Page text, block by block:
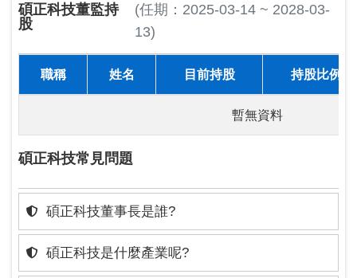
碩正科技董監持
股
(任期：2025-03-14 ~ 2028-03-
13)
職稱 姓名 目前持股 持股比例
暫無資料
碩正科技常見問題
碩正科技董事長是誰?
碩正科技是什麼產業呢?